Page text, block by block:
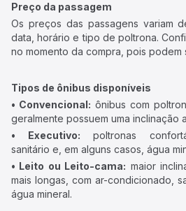
Preço da passagem
Os preços das passagens variam
data, horário e tipo de poltrona.
no momento da compra, pois podem
Tipos de ônibus disponíveis
• Convencional: ônibus com
geralmente possuem uma inclinação
• Executivo: poltronas
sanitário e, em alguns casos, água
• Leito ou Leito-cama: maior
mais longas, com ar-condicionado,
água mineral.